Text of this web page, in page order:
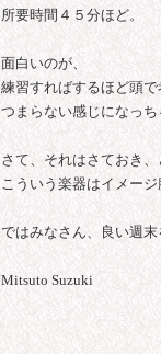
所要時間４５分ほど。
面白いのが、
練習すればするほど頭で
つまらない感じになっち
さて、それはさておき、
こういう楽器はイメージ
ではみなさん、良い週末
Mitsuto Suzuki